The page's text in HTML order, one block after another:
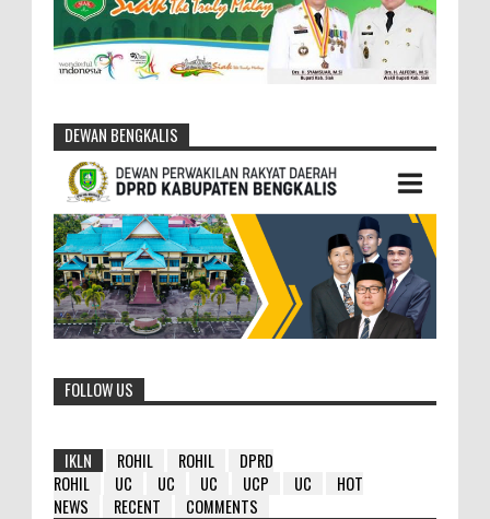
DEWAN BENGKALIS
FOLLOW US
IKLN ROHIL ROHIL
DPRD
ROHIL
UC UC UC UCP UC
HOT
NEWS
RECENT COMMENTS